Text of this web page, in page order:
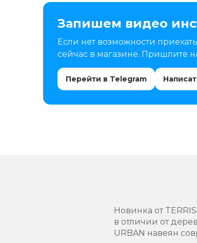
Запишем видео
Если нет возможности
сейчас в магазине. Пришлите
Перейти в Telegram
Новинка от
в отличии от
URBAN навеян